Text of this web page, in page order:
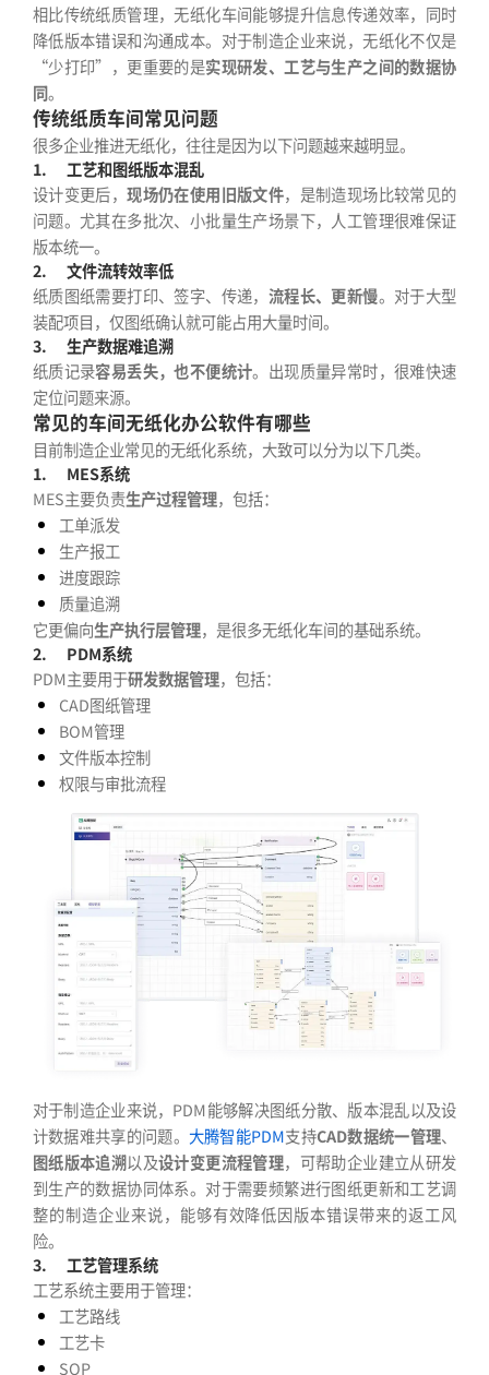
相比传统纸质管理，无纸化车间能够提升信息传递效率，同时
降低版本错误和沟通成本。对于制造企业来说，无纸化不仅是
“少打印”，更重要的是实现研发、工艺与生产之间的数据协
同。
传统纸质车间常见问题
很多企业推进无纸化，往往是因为以下问题越来越明显。
1. 工艺和图纸版本混乱
设计变更后，现场仍在使用旧版文件，是制造现场比较常见的
问题。尤其在多批次、小批量生产场景下，人工管理很难保证
版本统一。
2. 文件流转效率低
纸质图纸需要打印、签字、传递， 流程长、更新慢。对于大型
装配项目，仅图纸确认就可能占用大量时间。
3. 生产数据难追溯
纸质记录容易丢失，也不便统计。出现质量异常时，很难快速
定位问题来源。
常见的车间无纸化办公软件有哪些
目前制造企业常见的无纸化系统，大致可以分为以下几类。
1. MES系统
MES主要负责生产过程管理，包括：
工单派发
生产报工
进度跟踪
质量追溯
它更偏向生产执行层管理，是很多无纸化车间的基础系统。
2. PDM系统
PDM主要用于研发数据管理，包括：
CAD图纸管理
BOM管理
文件版本控制
权限与审批流程
对于制造企业来说，PDM能够解决图纸分散、版本混乱以及设
计数据难共享的问题。 大腾智能PDM支持CAD数据统一管理、
图纸版本追溯以及设计变更流程管理，可帮助企业建立从研发
到生产的数据协同体系。对于需要频繁进行图纸更新和工艺调
整的制造企业来说，能够有效降低因版本错误带来的返工风
险。
3. 工艺管理系统
工艺系统主要用于管理：
工艺路线
工艺卡
SOP